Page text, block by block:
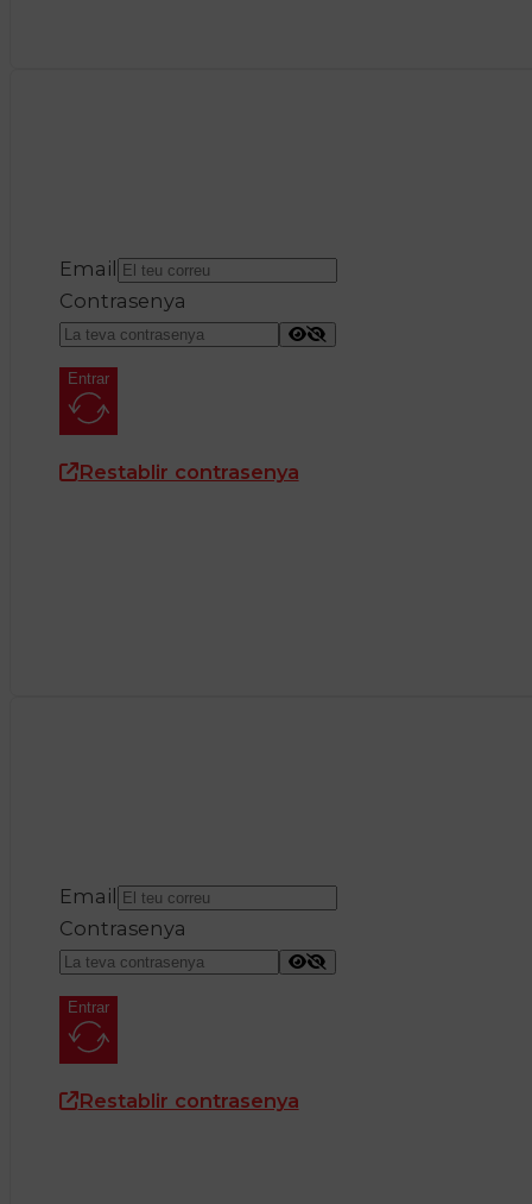
Email
Contrasenya
Entrar
Restablir contrasenya
Email
Contrasenya
Entrar
Restablir contrasenya